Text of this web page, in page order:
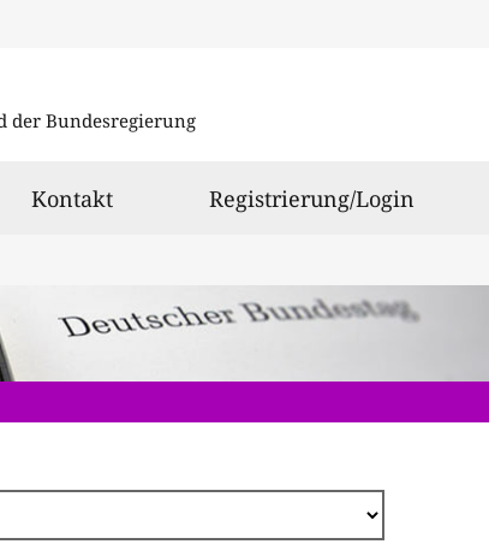
der Bundesregierung
Kontakt Registrierung/Login